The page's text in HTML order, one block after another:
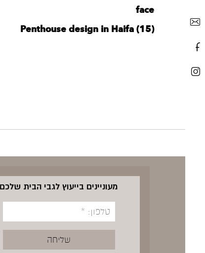
face
Penthouse design in Haifa (15)
מעוניינים בייעוץ לגבי הבית